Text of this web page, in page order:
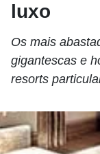
luxo
Os mais
gigantescas e
resorts